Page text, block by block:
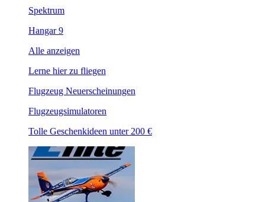
Spektrum
Hangar 9
Alle anzeigen
Lerne hier zu fliegen
Flugzeug Neuerscheinungen
Flugzeugsimulatoren
Tolle Geschenkideen unter 200 €